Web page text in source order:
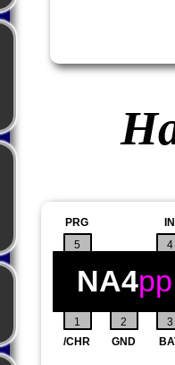
1 2 3
4
/CHR GND
IN
5
PRG
NA4pp